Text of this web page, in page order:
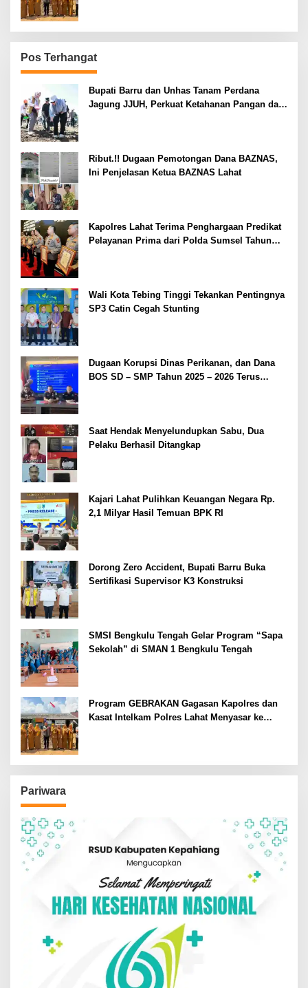
Pos Terhangat
Bupati Barru dan Unhas Tanam Perdana
Jagung JJUH, Perkuat Ketahanan Pangan dan
Ribut.!! Dugaan Pemotongan Dana BAZNAS,
Ini Penjelasan Ketua BAZNAS Lahat
Kapolres Lahat Terima Penghargaan Predikat
Pelayanan Prima dari Polda Sumsel Tahun
Wali Kota Tebing Tinggi Tekankan Pentingnya
SP3 Catin Cegah Stunting
Dugaan Korupsi Dinas Perikanan, dan Dana
BOS SD – SMP Tahun 2025 – 2026 Terus
Saat Hendak Menyelundupkan Sabu, Dua
Pelaku Berhasil Ditangkap
Kajari Lahat Pulihkan Keuangan Negara Rp.
2,1 Milyar Hasil Temuan BPK RI
Dorong Zero Accident, Bupati Barru Buka
Sertifikasi Supervisor K3 Konstruksi
SMSI Bengkulu Tengah Gelar Program “Sapa
Sekolah” di SMAN 1 Bengkulu Tengah
Program GEBRAKAN Gagasan Kapolres dan
Kasat Intelkam Polres Lahat Menyasar ke
Pariwara